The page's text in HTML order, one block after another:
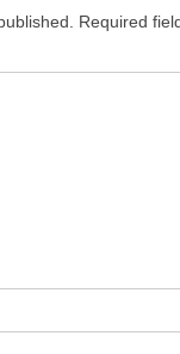
Required